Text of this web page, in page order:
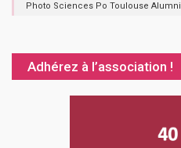
Photo Sciences Po Toulouse Alumni
Adhérez à l’association !